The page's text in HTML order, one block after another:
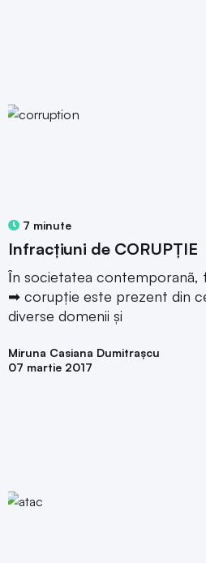
7 minute
Infracţiuni de CORUPȚIE
Ȋn societatea contemporanã,
➡ corupție este prezent din
diverse domenii și
Miruna Casiana Dumitrașcu
07 martie 2017